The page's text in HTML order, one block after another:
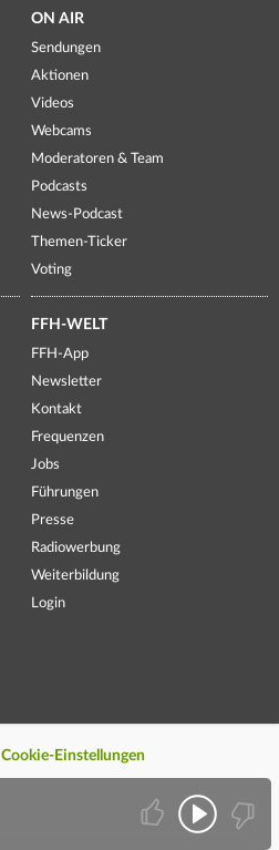
ON AIR
Sendungen
Aktionen
Videos
Webcams
Moderatoren & Team
Podcasts
News-Podcast
Themen-Ticker
Voting
FFH-WELT
FFH-App
Newsletter
Kontakt
Frequenzen
Jobs
Führungen
Presse
Radiowerbung
Weiterbildung
Login
Cookie-Einstellungen